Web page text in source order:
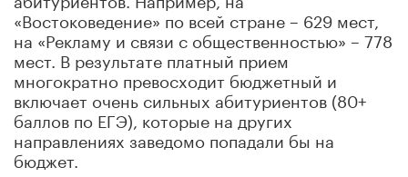
«Востоковедение» по всей стране – 629 мест,
на «Рекламу и связи с общественностью» – 778
мест. В результате платный прием
многократно превосходит бюджетный и
включает очень сильных абитуриентов (80+
баллов по ЕГЭ), которые на других
направлениях заведомо попадали бы на
бюджет.